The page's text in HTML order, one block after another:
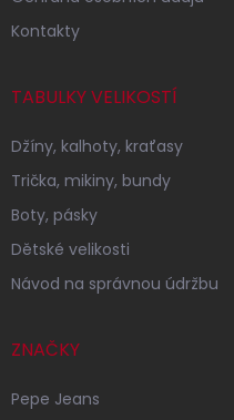
Kontakty
TABULKY VELIKOSTÍ
Džíny, kalhoty, kraťasy
Trička, mikiny, bundy
Boty, pásky
Dětské velikosti
Návod na správnou údržbu
ZNAČKY
Pepe Jeans